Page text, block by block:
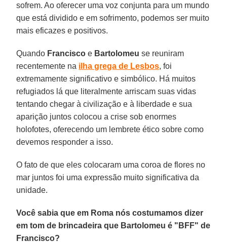
sofrem. Ao oferecer uma voz conjunta para um mundo
que está dividido e em sofrimento, podemos ser muito
mais eficazes e positivos.
Quando Francisco e Bartolomeu se reuniram
recentemente na ilha grega de Lesbos, foi
extremamente significativo e simbólico. Há muitos
refugiados lá que literalmente arriscam suas vidas
tentando chegar à civilização e à liberdade e sua
aparição juntos colocou a crise sob enormes
holofotes, oferecendo um lembrete ético sobre como
devemos responder a isso.
O fato de que eles colocaram uma coroa de flores no
mar juntos foi uma expressão muito significativa da
unidade.
Você sabia que em Roma nós costumamos dizer
em tom de brincadeira que Bartolomeu é "BFF" de
Francisco?